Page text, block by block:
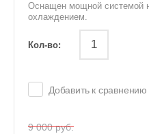
Оснащен мощной системой
охлаждением.
Кол-во:
Добавить к сравнению
9 000руб.